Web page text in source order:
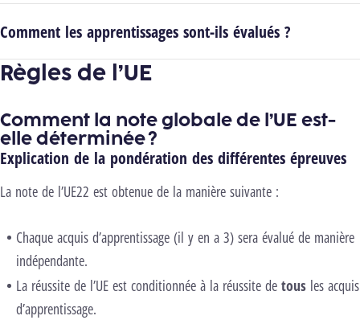
Comment les apprentissages sont-ils évalués ?
Règles de l’UE
Comment la note globale de l’UE est-
elle déterminée ?
Explication de la pondération des différentes épreuves
La note de l’UE22 est obtenue de la manière suivante :
Chaque acquis d’apprentissage (il y en a 3) sera évalué de manière
indépendante.
La réussite de l’UE est conditionnée à la réussite de tous les acquis
d’apprentissage.